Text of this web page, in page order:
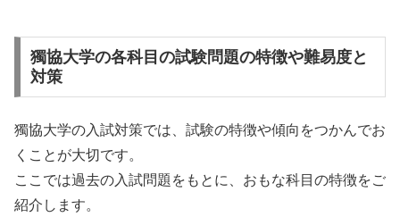
獨協大学の各科目の試験問題の特徴や難易度と
対策
獨協大学の入試対策では、試験の特徴や傾向をつかんでお
くことが大切です。
ここでは過去の入試問題をもとに、おもな科目の特徴をご
紹介します。